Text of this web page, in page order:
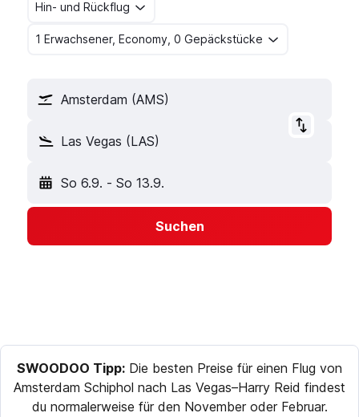
Hin- und Rückflug
1 Erwachsener, Economy, 0 Gepäckstücke
Amsterdam (AMS)
Las Vegas (LAS)
So 6.9. - So 13.9.
Suchen
SWOODOO Tipp: Die besten Preise für einen Flug von
Amsterdam Schiphol nach Las Vegas–Harry Reid findest
du normalerweise für den November oder Februar.